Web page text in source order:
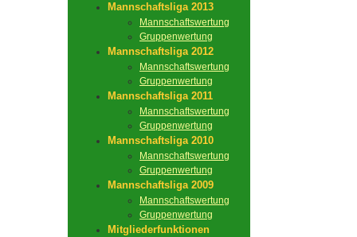
Mannschaftsliga 2013
Mannschaftswertung
Gruppenwertung
Mannschaftsliga 2012
Mannschaftswertung
Gruppenwertung
Mannschaftsliga 2011
Mannschaftswertung
Gruppenwertung
Mannschaftsliga 2010
Mannschaftswertung
Gruppenwertung
Mannschaftsliga 2009
Mannschaftswertung
Gruppenwertung
Mitgliederfunktionen